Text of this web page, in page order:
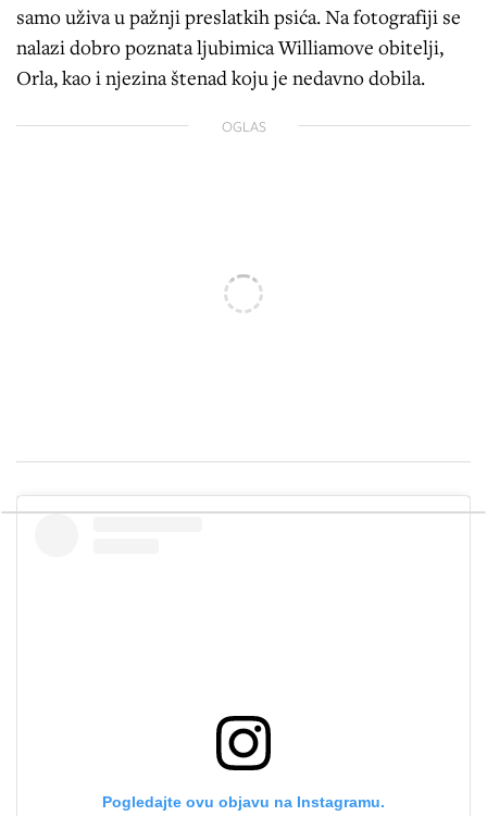
samo uživa u pažnji preslatkih psića. Na fotografiji se
nalazi dobro poznata ljubimica Williamove obitelji,
Orla, kao i njezina štenad koju je nedavno dobila.
OGLAS
Pogledajte ovu objavu na Instagramu.